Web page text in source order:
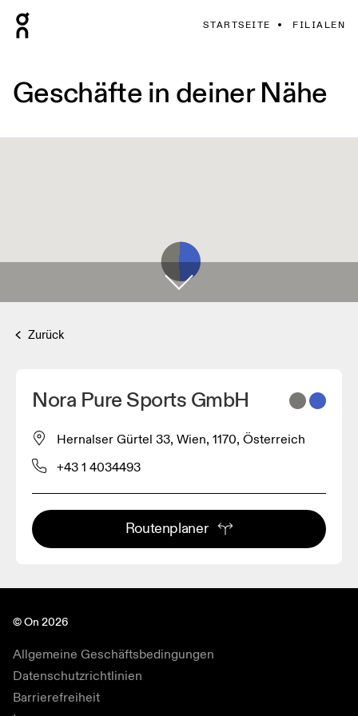
STARTSEITE FILIALEN
Geschäfte in deiner Nähe
Zurück
Nora Pure Sports GmbH
Hernalser Gürtel 33, Wien, 1170, Österreich
+43 1 4034493
Routenplaner
© On 2026
Allgemeine Geschäftsbedingungen
Datenschutzrichtlinien
Barrierefreiheit